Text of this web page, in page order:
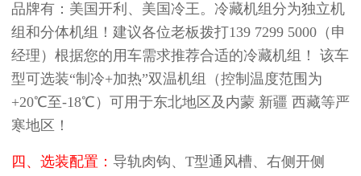
品牌有：美国开利、美国冷王。冷藏机组分为独立机
组和分体机组！建议各位老板拨打139 7299 5000（申
经理）根据您的用车需求推荐合适的冷藏机组！ 该车
型可选装“制冷+加热”双温机组（控制温度范围为
+20℃至-18℃）可用于东北地区及内蒙 新疆 西藏等严
寒地区！
四、选装配置： 导轨肉钩、T型通风槽、右侧开侧